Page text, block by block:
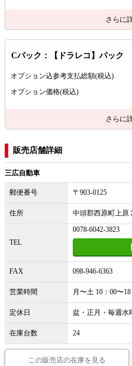
さらに
Cパック：【ドラレコ】パック
オプション込参考支払総額(税込)
オプション価格(税込)
さらに
販売店舗詳細
三広自動車
郵便番号 〒903-0125
住所 中頭郡西原町上原
TEL
0078-6042-3823
FAX 098-946-6363
営業時間 月〜土 10：00〜
定休日 盆・正月・毎週水
在庫台数 24
この販売店の在庫を見る